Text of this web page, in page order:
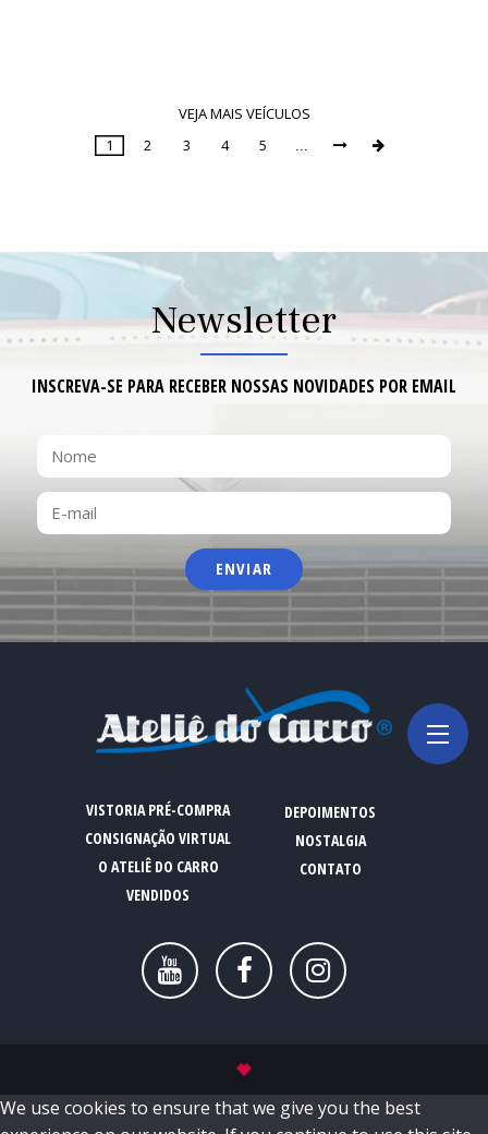
VEJA MAIS VEÍCULOS
Page
1 2 3 4 5  
Newsletter
INSCREVA-SE PARA RECEBER NOSSAS NOVIDADES POR EMAIL
NOME
E-
MAIL
VISTORIA PRÉ-COMPRA
CONSIGNAÇÃO VIRTUAL
O ATELIÊ DO CARRO
VENDIDOS
DEPOIMENTOS
NOSTALGIA
CONTATO
We use cookies to ensure that we give you the best